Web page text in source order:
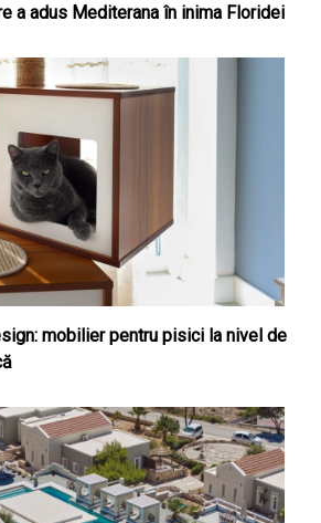
a adus Mediterana în inima Floridei
mobilier pentru pisici la nivel de